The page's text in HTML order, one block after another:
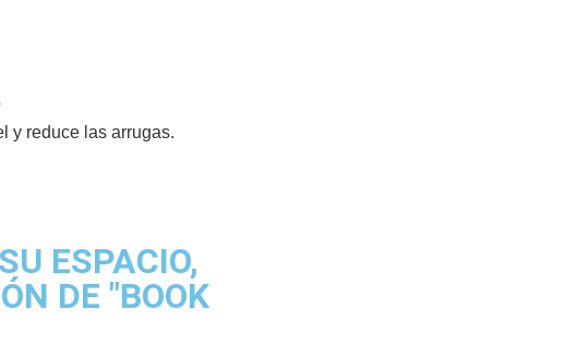
y reduce las arrugas.
ESPACIO,
DE "BOOK